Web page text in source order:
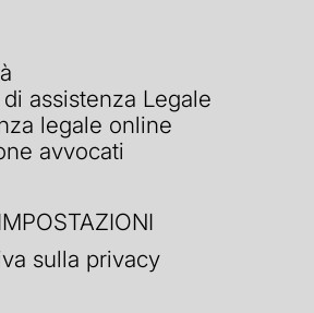
assistenza Legale
legale online
avvocati
sulla privacy